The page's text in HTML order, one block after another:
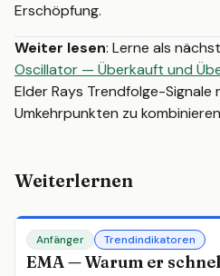
Erschöpfung.
Weiter lesen: Lerne als
Oscillator — Überkauft und
Elder Rays Trendfolge-
Umkehrpunkten zu
Weiterlernen
Anfänger Trendindikatoren
EMA — Warum er